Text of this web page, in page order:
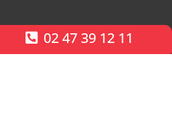
02 47 39 12 11